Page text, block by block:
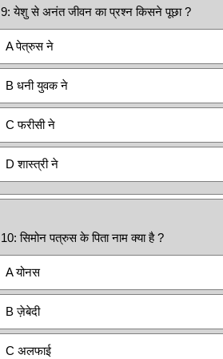
9: येशु से अनंत जीवन का प्रश्न किसने पूछा ?
A पेत्रुस ने
B धनी युवक ने
C फरीसी ने
D शास्त्री ने
10: सिमोन पत्रुस के पिता नाम क्या है ?
A योनस
B ज़ेबेदी
C अलफाई